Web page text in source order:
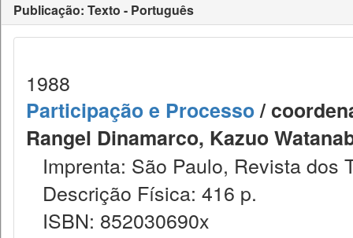
Publicação: Texto - Português
1988
Participação e Processo/
Rangel Dinamarco, Kazuo
Imprenta: São Paulo, Revista dos
Descrição Física: 416 p.
ISBN: 852030690x